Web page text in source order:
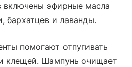
включены эфирные масла
бархатцев и лаванды.
помогают отпугивать
клещей. Шампунь очищает